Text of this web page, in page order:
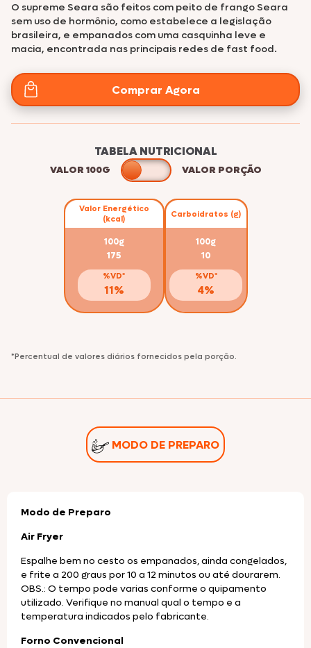
O supreme Seara são feitos com peito de frango Seara
sem uso de hormônio, como estabelece a legislação
brasileira, e empanados com uma casquinha leve e
macia, encontrada nas principais redes de fast food.
Comprar Agora
TABELA NUTRICIONAL
VALOR 100G VALOR PORÇÃO
Valor Energético
(kcal)
100g
175
%VD*
11%
Carboidratos (g)
100g
10
%VD*
4%
*Percentual de valores diários fornecidos pela porção.
MODO DE PREPARO
Modo de Preparo
Air Fryer
Espalhe bem no cesto os empanados, ainda congelados,
e frite a 200 graus por 10 a 12 minutos ou até dourarem.
OBS.: O tempo pode varias conforme o quipamento
utilizado. Verifique no manual qual o tempo e a
temperatura indicados pelo fabricante.
Forno Convencional